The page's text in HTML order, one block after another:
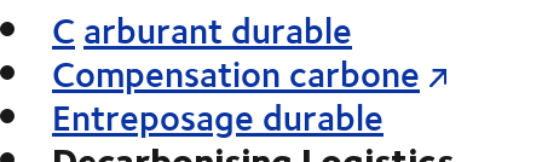
Carburant durable
Compensation carbone
Entreposage durable